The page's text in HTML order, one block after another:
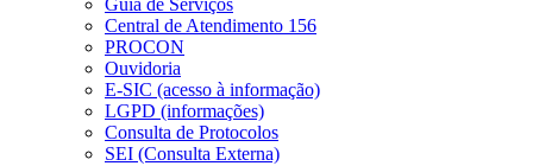
Guia de Serviços
Central de Atendimento 156
PROCON
Ouvidoria
E-SIC (acesso à informação)
LGPD (informações)
Consulta de Protocolos
SEI (Consulta Externa)